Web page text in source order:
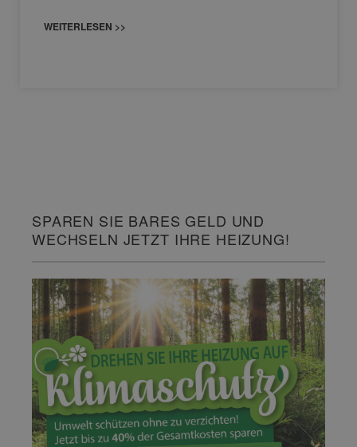
WEITERLESEN >>
SPAREN SIE BARES GELD UND
WECHSELN JETZT IHRE HEIZUNG!